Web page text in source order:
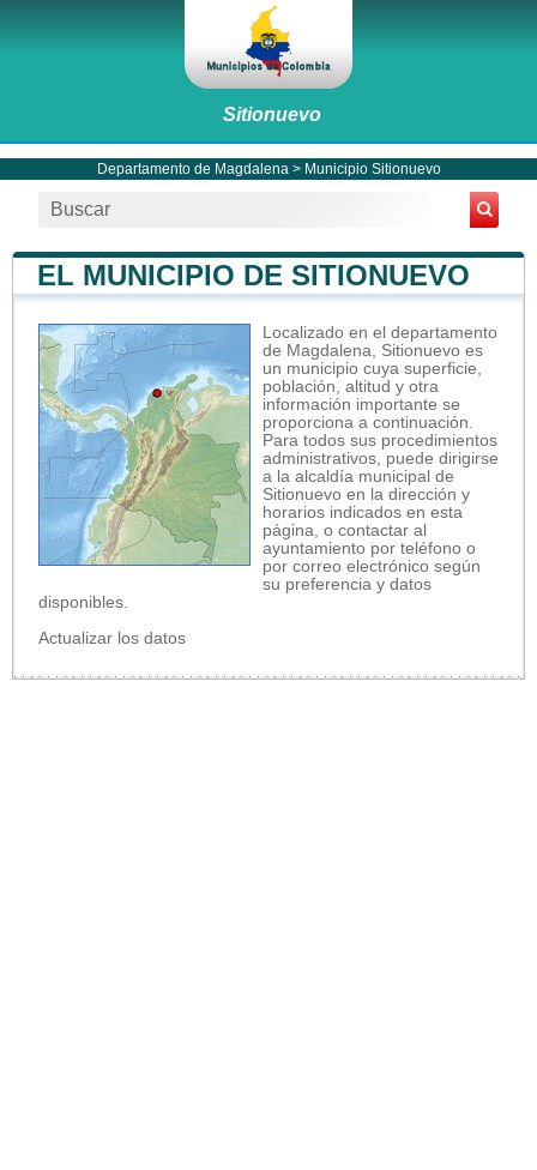
Sitionuevo
Departamento de Magdalena > Municipio Sitionuevo
EL MUNICIPIO DE SITIONUEVO
Localizado en el departamento
de Magdalena, Sitionuevo es
un municipio cuya superficie,
población, altitud y otra
información importante se
proporciona a continuación.
Para todos sus procedimientos
administrativos, puede dirigirse
a la alcaldía municipal de
Sitionuevo en la dirección y
horarios indicados en esta
página, o contactar al
ayuntamiento por teléfono o
por correo electrónico según
su preferencia y datos
disponibles.
Actualizar los datos